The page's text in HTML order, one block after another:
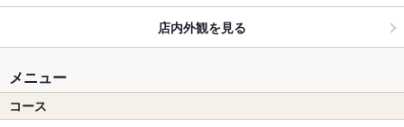
店内外観を見る
メニュー
コース